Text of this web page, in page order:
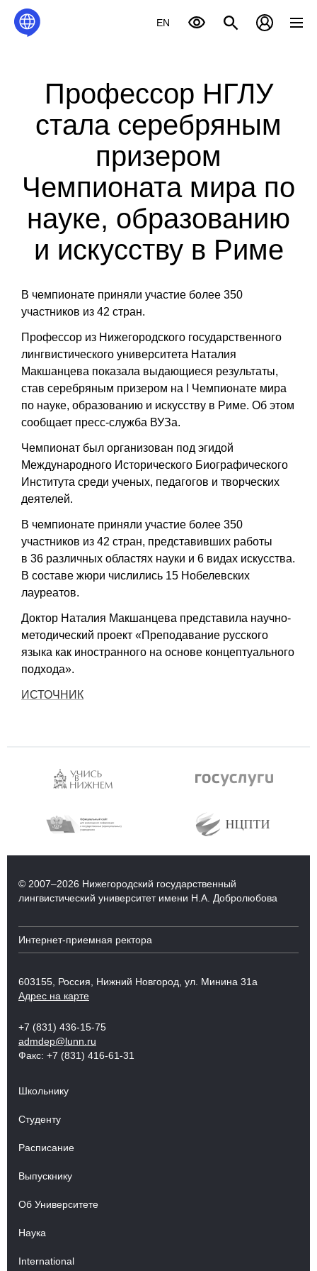
EN
Профессор НГЛУ
стала серебряным
призером
Чемпионата мира по
науке, образованию
и искусству в Риме
В чемпионате приняли участие более 350
участников из 42 стран.
Профессор из Нижегородского государственного
лингвистического университета Наталия
Макшанцева показала выдающиеся результаты,
став серебряным призером на I Чемпионате мира
по науке, образованию и искусству в Риме. Об этом
сообщает пресс-служба ВУЗа.
Чемпионат был организован под эгидой
Международного Исторического Биографического
Института среди ученых, педагогов и творческих
деятелей.
В чемпионате приняли участие более 350
участников из 42 стран, представивших работы
в 36 различных областях науки и 6 видах искусства.
В составе жюри числились 15 Нобелевских
лауреатов.
Доктор Наталия Макшанцева представила научно-
методический проект «Преподавание русского
языка как иностранного на основе концептуального
подхода».
ИСТОЧНИК
© 2007–2026 Нижегородский государственный
лингвистический университет имени Н.А. Добролюбова
Интернет-приемная ректора
603155, Россия, Нижний Новгород, ул. Минина 31а
Адрес на карте
+7 (831) 436-15-75
admdep@lunn.ru
Факс: +7 (831) 416-61-31
Школьнику
Студенту
Расписание
Выпускнику
Об Университете
Наука
International